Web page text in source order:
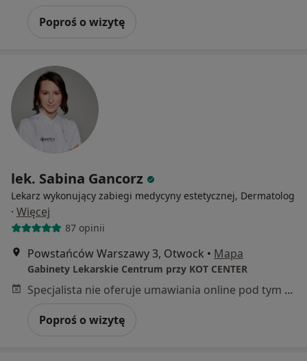
Poproś o wizytę
lek. Sabina Gancorz
Lekarz wykonujący zabiegi medycyny estetycznej, Dermatolog
· Więcej
87 opinii
Powstańców Warszawy 3, Otwock • Mapa
Gabinety Lekarskie Centrum przy KOT CENTER
Specjalista nie oferuje umawiania online pod tym adresem.
Poproś o wizytę